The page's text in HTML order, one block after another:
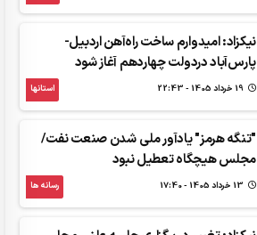
نیکزاد: امیدوارم ساخت راه‌آهن اردبیل-
پارس‌آباد دردولت چهاردهم آغاز شود
استانها
"تنگه هرمز" یادآور ملی شدن صنعت نفت/
مجلس هیچگاه تعطیل نبود
رسانه ها